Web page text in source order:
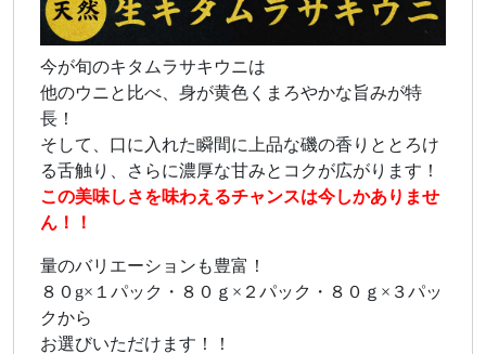
今が旬のキタムラサキウニは
他のウニと比べ、身が黄色くまろやかな旨みが特
長！
そして、口に入れた瞬間に上品な磯の香りととろけ
る舌触り、さらに濃厚な甘みとコクが広がります！
この美味しさを味わえるチャンスは今しかありませ
ん！！
量のバリエーションも豊富！
８０g×１パック・８０ｇ×２パック・８０ｇ×３パッ
クから
お選びいただけます！！